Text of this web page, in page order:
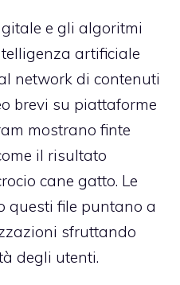
e gli algoritmi
artificiale
network di contenuti
brevi su piattaforme
mostrano finte
il risultato
cane gatto. Le
questi file puntano a
sfruttando
degli utenti.